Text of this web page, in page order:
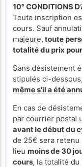
10° CONDITIONS
Toute inscription
cours. Sauf
majeure, toute
totalité du prix
Sans désistement
stipulés ci-dessous,
même s'il a été
En cas de
par courrier postal
avant le début du
de 25€ sera
lieu moins de 30
cours, la totalité